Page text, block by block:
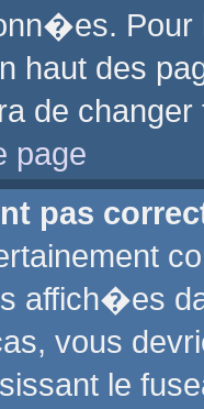
des
de
page
pas
affich�es
vous
le